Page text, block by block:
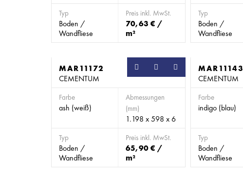
Typ
Boden /
Wandfliese
Preis inkl. MwSt.
70,63 € /
m²
Typ
Boden /
Wandfliese
MAR11172
CEMENTUM
Farbe
ash (weiß)
Abmessungen
(mm)
1.198 x 598 x 6
Typ
Boden /
Wandfliese
Preis inkl. MwSt.
65,90 € /
m²
MAR11143
CEMENTUM
Farbe
indigo (blau)
Typ
Boden /
Wandfliese